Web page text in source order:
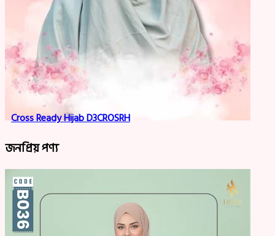
Cross Ready Hijab D3CROSRH
জনপ্রিয় পণ্য